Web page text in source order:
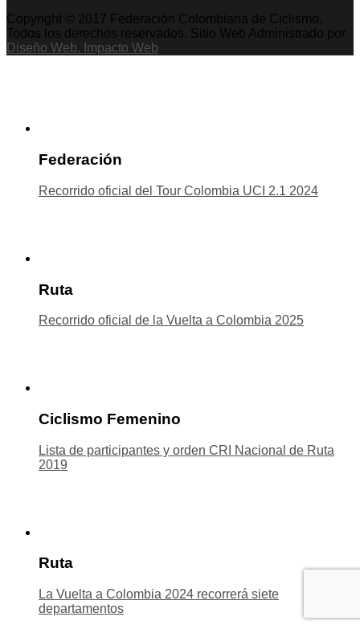
Copyright © 2017 Federación Colombiana de Ciclismo.
Todos los derechos reservados. Sitio Web Administrado por
Diseño Web. Impacto Web
Federación
Recorrido oficial del Tour Colombia UCI 2.1 2024
Ruta
Recorrido oficial de la Vuelta a Colombia 2025
Ciclismo Femenino
Lista de participantes y orden CRI Nacional de Ruta
2019
Ruta
La Vuelta a Colombia 2024 recorrerá siete
departamentos